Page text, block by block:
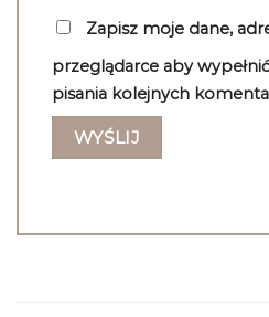
Zapisz moje dane,
przeglądarce aby
pisania kolejnych